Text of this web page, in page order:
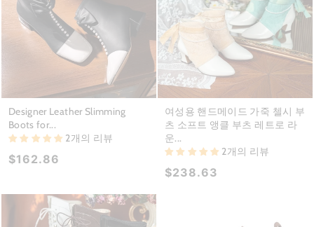
Designer Leather Slimming
Boots for...
2개의 리뷰
$162.86
여성용 핸드메이드 가죽 첼시 부
츠 소프트 앵클 부츠 레트로 라
운...
2개의 리뷰
$238.63